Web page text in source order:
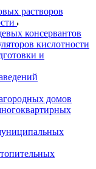
растворов
консервантов
кислотности
и
домов